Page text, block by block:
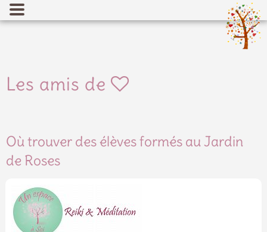
Les amis de
Où trouver des élèves formés au Jardin
de Roses